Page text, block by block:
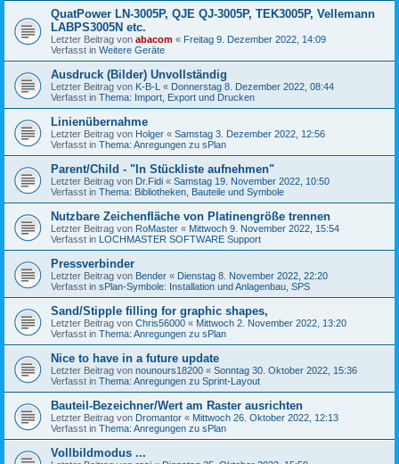
QuatPower LN-3005P, QJE QJ-3005P, TEK3005P, Vellemann
LABPS3005N etc.
Letzter Beitrag von abacom « Freitag 9. Dezember 2022, 14:09
Verfasst in Weitere Geräte
Ausdruck (Bilder) Unvollständig
Letzter Beitrag von K-B-L « Donnerstag 8. Dezember 2022, 08:44
Verfasst in Thema: Import, Export und Drucken
Linienübernahme
Letzter Beitrag von Holger « Samstag 3. Dezember 2022, 12:56
Verfasst in Thema: Anregungen zu sPlan
Parent/Child - "In Stückliste aufnehmen"
Letzter Beitrag von Dr.Fidi « Samstag 19. November 2022, 10:50
Verfasst in Thema: Bibliotheken, Bauteile und Symbole
Nutzbare Zeichenfläche von Platinengröße trennen
Letzter Beitrag von RoMaster « Mittwoch 9. November 2022, 15:54
Verfasst in LOCHMASTER SOFTWARE Support
Pressverbinder
Letzter Beitrag von Bender « Dienstag 8. November 2022, 22:20
Verfasst in sPlan-Symbole: Installation und Anlagenbau, SPS
Sand/Stipple filling for graphic shapes,
Letzter Beitrag von Chris56000 « Mittwoch 2. November 2022, 13:20
Verfasst in Thema: Anregungen zu sPlan
Nice to have in a future update
Letzter Beitrag von nounours18200 « Sonntag 30. Oktober 2022, 15:36
Verfasst in Thema: Anregungen zu Sprint-Layout
Bauteil-Bezeichner/Wert am Raster ausrichten
Letzter Beitrag von Dromantor « Mittwoch 26. Oktober 2022, 12:13
Verfasst in Thema: Anregungen zu sPlan
Vollbildmodus ...